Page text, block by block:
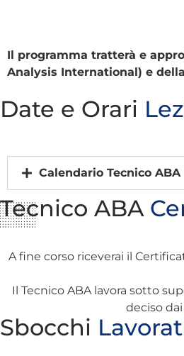
Il programma tratterà e
Analysis International) e
Date e Orari
Calendario Tecnico ABA
Tecnico ABA
A fine corso riceverai il
Il Tecnico ABA lavora sotto
deciso
Sbocchi